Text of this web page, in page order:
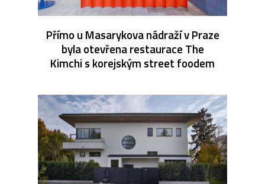
Přímo u Masarykova nádraží v Praze
byla otevřena restaurace The
Kimchi s korejským street foodem